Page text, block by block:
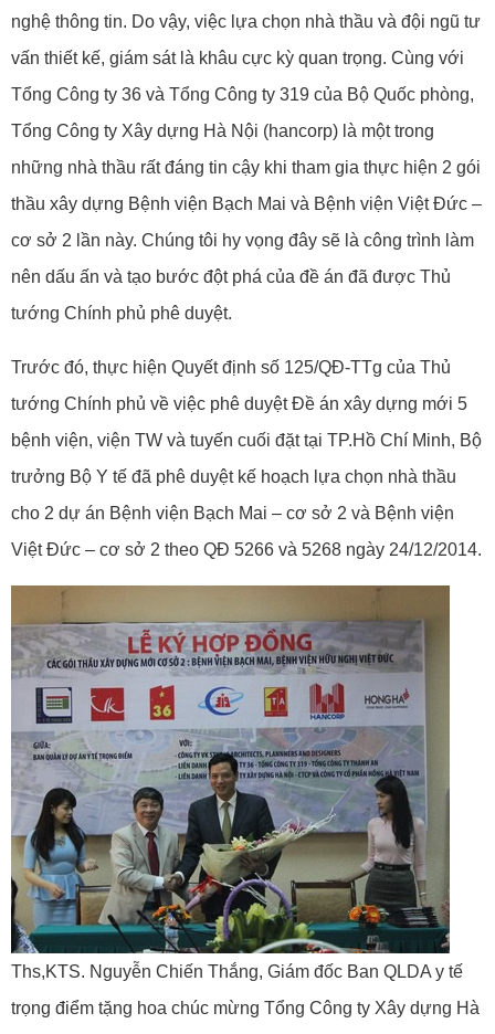
nghệ thông tin. Do vậy, việc lựa chọn nhà thầu và đội ngũ tư
vấn thiết kế, giám sát là khâu cực kỳ quan trọng. Cùng với
Tổng Công ty 36 và Tổng Công ty 319 của Bộ Quốc phòng,
Tổng Công ty Xây dựng Hà Nội (hancorp) là một trong
những nhà thầu rất đáng tin cậy khi tham gia thực hiện 2 gói
thầu xây dựng Bệnh viện Bạch Mai và Bệnh viện Việt Đức –
cơ sở 2 lần này. Chúng tôi hy vọng đây sẽ là công trình làm
nên dấu ấn và tạo bước đột phá của đề án đã được Thủ
tướng Chính phủ phê duyệt.
Trước đó, thực hiện Quyết định số 125/QĐ-TTg của Thủ
tướng Chính phủ về việc phê duyệt Đề án xây dựng mới 5
bệnh viện, viện TW và tuyến cuối đặt tại TP.Hồ Chí Minh, Bộ
trưởng Bộ Y tế đã phê duyệt kế hoạch lựa chọn nhà thầu
cho 2 dự án Bệnh viện Bạch Mai – cơ sở 2 và Bệnh viện
Việt Đức – cơ sở 2 theo QĐ 5266 và 5268 ngày 24/12/2014.
Ths,KTS. Nguyễn Chiến Thắng, Giám đốc Ban QLDA y tế
trọng điểm tặng hoa chúc mừng Tổng Công ty Xây dựng Hà